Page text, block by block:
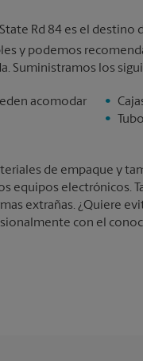
Rd 84 es el destino
y podemos
Suministramos los
acomodar
de empaque y
equipos electrónicos.
extrañas. ¿Quiere
con el